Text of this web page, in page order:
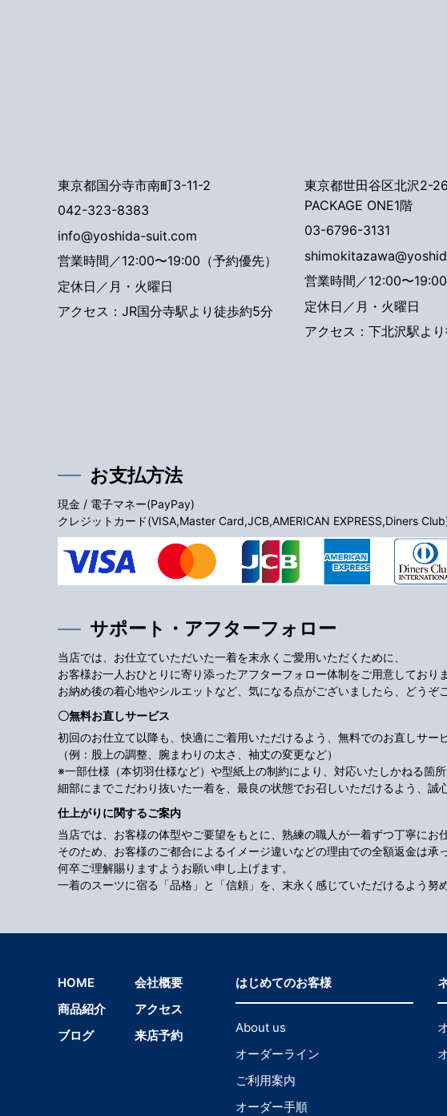
東京都国分寺市南町3-11-2
042-323-8383
info@yoshida-suit.com
営業時間／12:00〜19:00（予約優先）
定休日／月・火曜日
アクセス：JR国分寺駅より徒歩約5分
東京都世田谷区北沢2-
PACKAGE ONE1階
03-6796-3131
営業時間／12:00〜19:00
定休日／月・火曜日
アクセス：下北沢駅よ
お支払方法
現金 / 電子マネー(PayPay)
クレジットカード(VISA,Master Card,JCB,AMERICAN EXPRESS,Diners
サポート・アフターフォロー
当店では、お仕立ていただいた一着を末永くご愛用いただくために、
お客様お一人おひとりに寄り添ったアフターフォロー体制をご用意しておりま
お納め後の着心地やシルエットなど、気になる点がございましたら、どうぞ
〇無料お直しサービス
初回のお仕立て以降も、快適にご着用いただけるよう、無料でのお直しサー
（例：股上の調整、腕まわりの太さ、袖丈の変更など）
※一部仕様（本切羽仕様など）や型紙上の制約により、対応いたしかねる箇
細部にまでこだわり抜いた一着を、最良の状態でお召しいただけるよう、誠
仕上がりに関するご案内
当店では、お客様の体型やご要望をもとに、熟練の職人が一着ずつ丁寧にお
そのため、お客様のご都合によるイメージ違いなどの理由での全額返金は承
何卒ご理解賜りますようお願い申し上げます。
一着のスーツに宿る「品格」と「信頼」を、末永く感じていただけるよう努
HOME
商品紹介
ブログ
会社概要
アクセス
来店予約
はじめてのお客様
About us
オーダーライン
ご利用案内
オーダー手順